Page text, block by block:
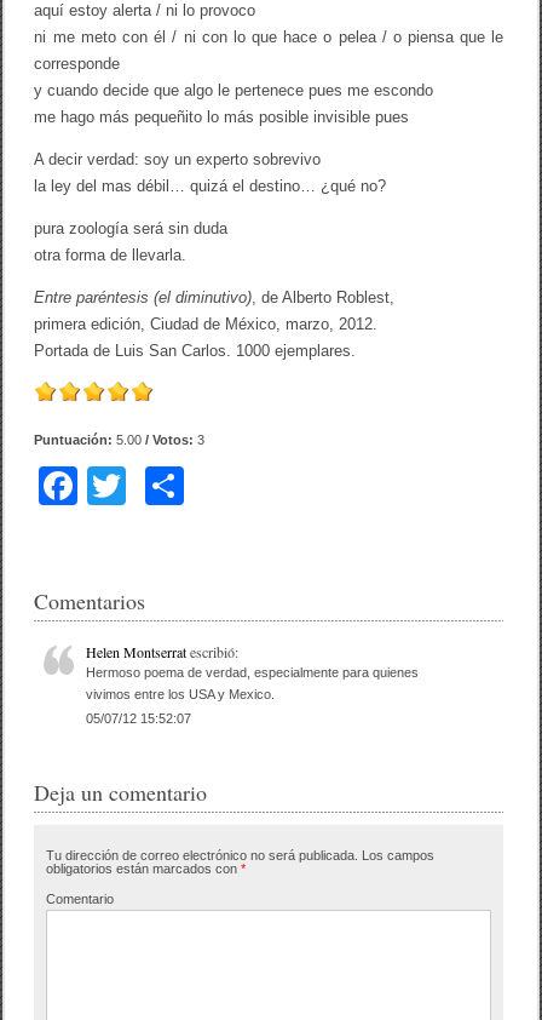
aquí estoy alerta / ni lo provoco
ni me meto con él / ni con lo que hace o pelea / o piensa que le
corresponde
y cuando decide que algo le pertenece pues me escondo
me hago más pequeñito lo más posible invisible pues
A decir verdad: soy un experto sobrevivo
la ley del mas débil… quizá el destino… ¿qué no?
pura zoología será sin duda
otra forma de llevarla.
Entre paréntesis (el diminutivo), de Alberto Roblest,
primera edición, Ciudad de México, marzo, 2012.
Portada de Luis San Carlos. 1000 ejemplares.
Puntuación:5.00 / Votos:3
F
e
b
o
o
er
ar
tir
Comentarios
Helen Montserratescribió:
Hermoso poema de verdad, especialmente para quienes
vivimos entre los USA y Mexico.
05/07/12 15:52:07
Deja un comentario
Tu dirección de correo electrónico no será publicada. Los campos
obligatorios están marcados con*
Comentario